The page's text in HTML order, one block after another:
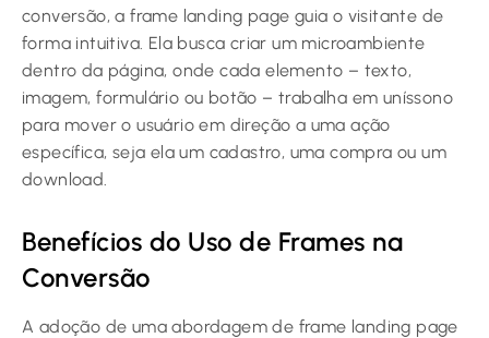
conversão, a frame landing page guia o visitante de
forma intuitiva. Ela busca criar um microambiente
dentro da página, onde cada elemento – texto,
imagem, formulário ou botão – trabalha em uníssono
para mover o usuário em direção a uma ação
específica, seja ela um cadastro, uma compra ou um
download.
Benefícios do Uso de Frames na
Conversão
A adoção de uma abordagem de frame landing page